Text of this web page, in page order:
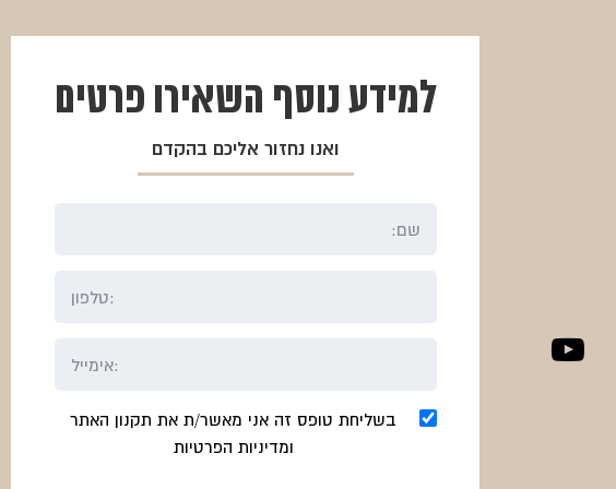
למידע נוסף השאירו פרטים
ואנו נחזור אליכם בהקדם
בשליחת טופס זה אני מאשר/ת את תקנון האתר
ומדיניות הפרטיות